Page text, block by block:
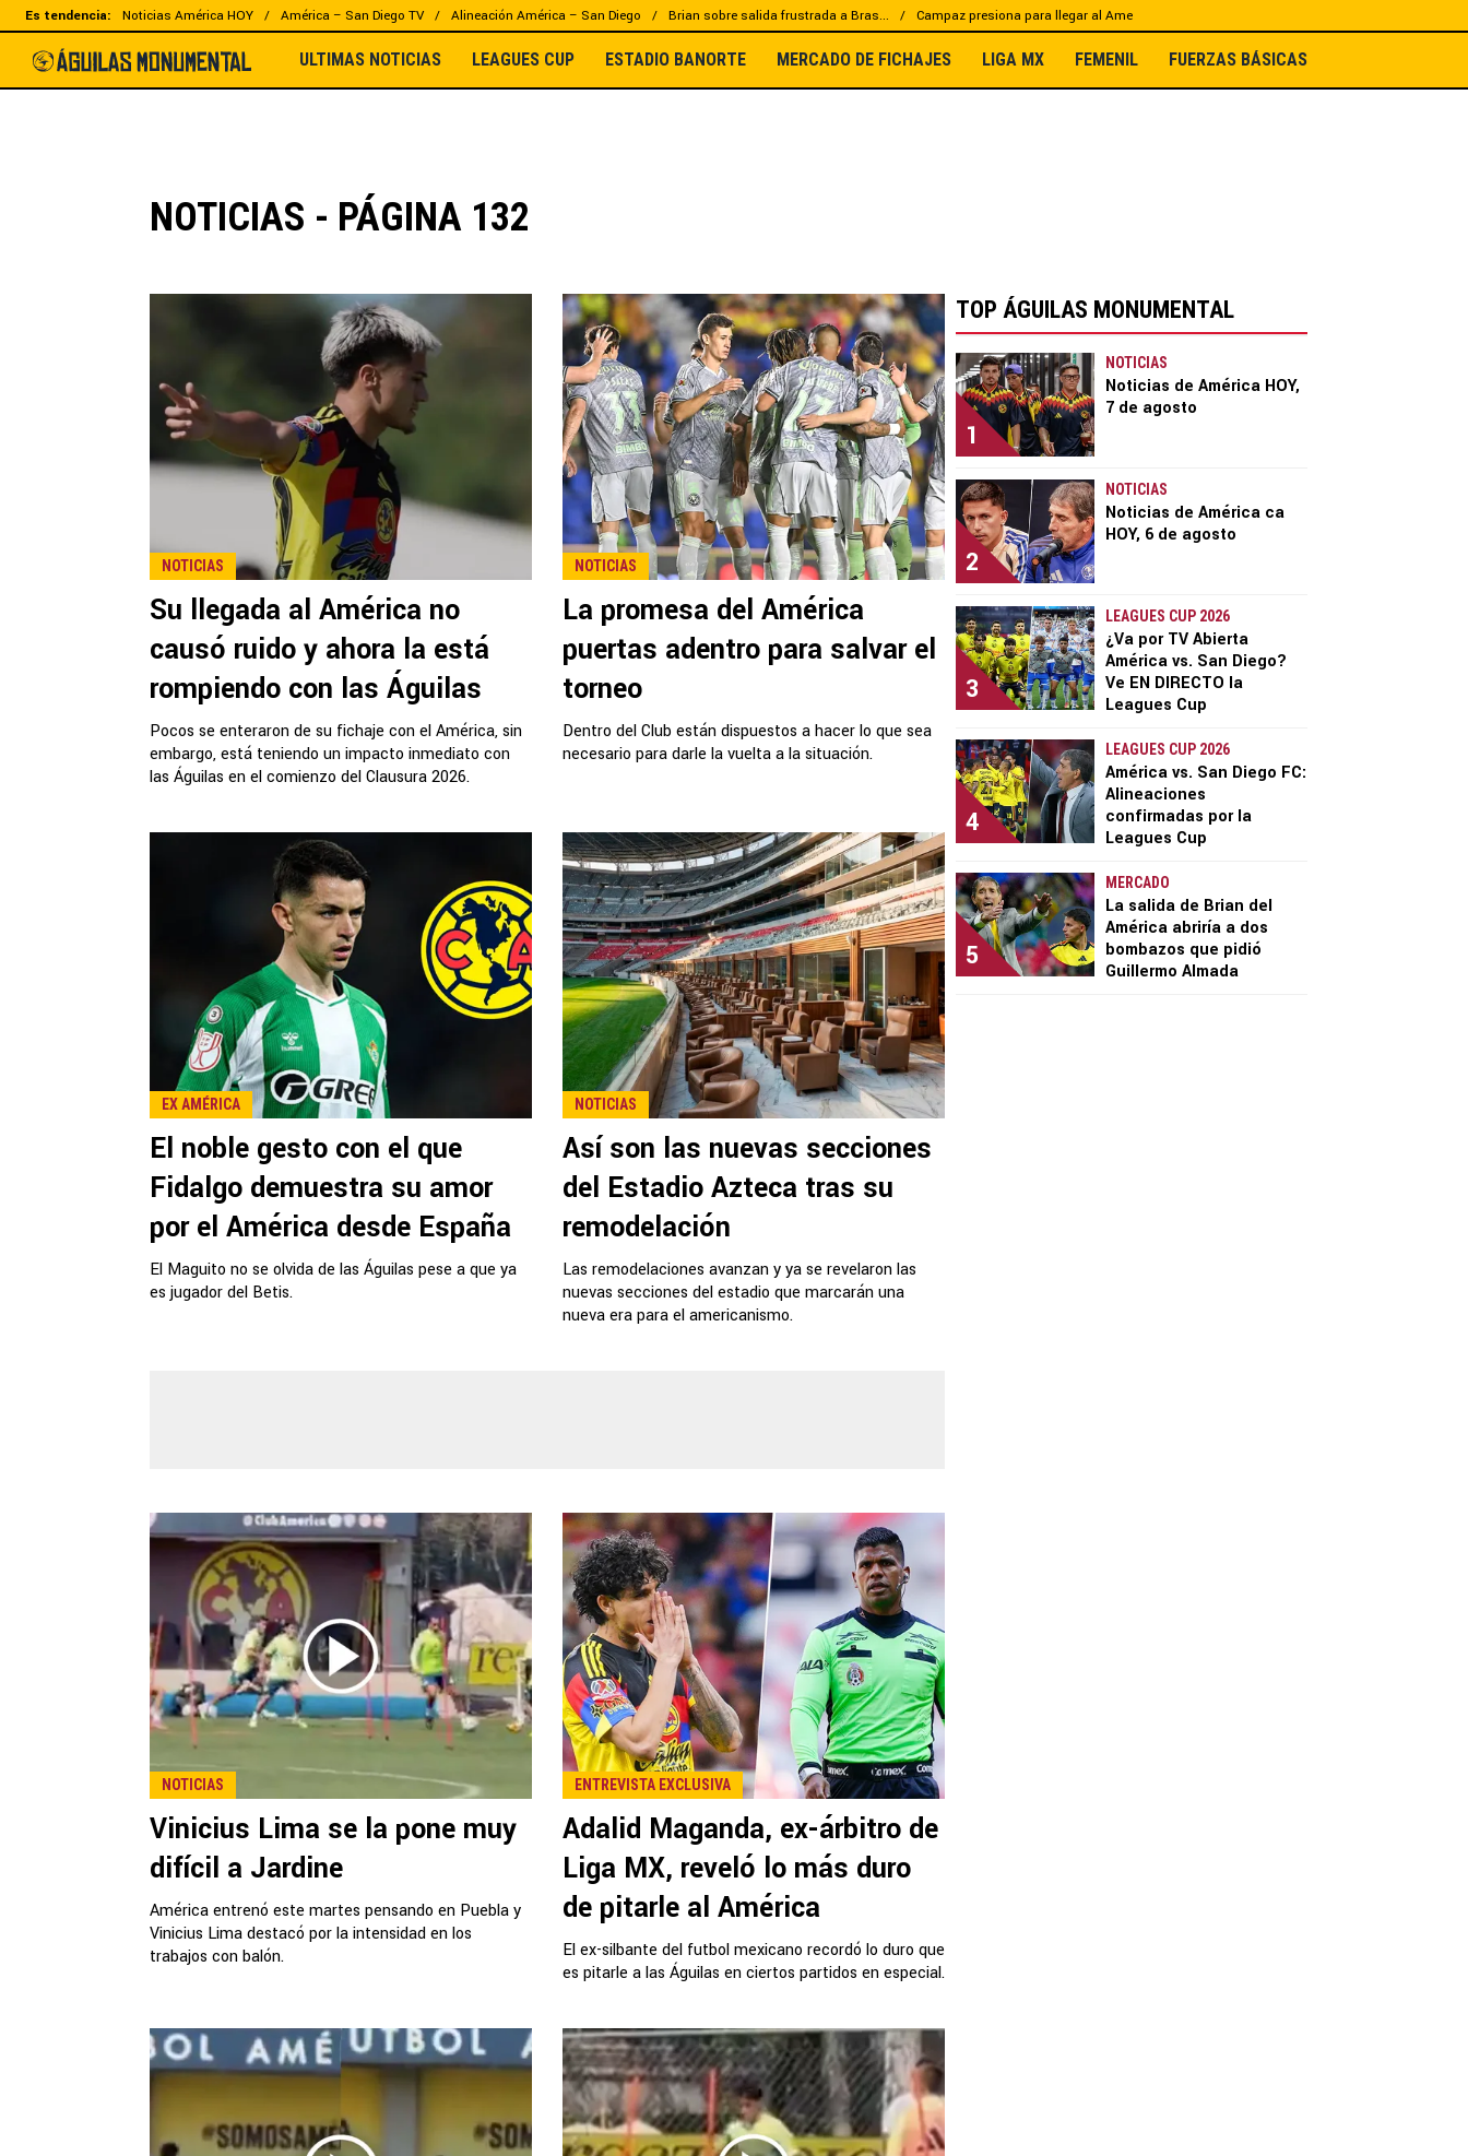
Es tendencia: Noticias América HOY América – San Diego TV Alineación América – San Diego Brian sobre salida frustrada a Bras... Campaz presiona para llegar al Ame
ULTIMAS NOTICIAS LEAGUES CUP ESTADIO BANORTE MERCADO DE FICHAJES LIGA MX FEMENIL FUERZAS BÁSICAS
NOTICIAS - PÁGINA 132
NOTICIAS
Su llegada al América no
causó ruido y ahora la está
rompiendo con las Águilas
Pocos se enteraron de su fichaje con el América, sin
embargo, está teniendo un impacto inmediato con
las Águilas en el comienzo del Clausura 2026.
NOTICIAS
La promesa del América
puertas adentro para salvar el
torneo
Dentro del Club están dispuestos a hacer lo que sea
necesario para darle la vuelta a la situación.
EX AMÉRICA
El noble gesto con el que
Fidalgo demuestra su amor
por el América desde España
El Maguito no se olvida de las Águilas pese a que ya
es jugador del Betis.
NOTICIAS
Así son las nuevas secciones
del Estadio Azteca tras su
remodelación
Las remodelaciones avanzan y ya se revelaron las
nuevas secciones del estadio que marcarán una
nueva era para el americanismo.
NOTICIAS
Vinicius Lima se la pone muy
difícil a Jardine
América entrenó este martes pensando en Puebla y
Vinicius Lima destacó por la intensidad en los
trabajos con balón.
ENTREVISTA EXCLUSIVA
Adalid Maganda, ex-árbitro de
Liga MX, reveló lo más duro
de pitarle al América
El ex-silbante del futbol mexicano recordó lo duro que
es pitarle a las Águilas en ciertos partidos en especial.
TOP ÁGUILAS MONUMENTAL
1
NOTICIAS
Noticias de América HOY,
7 de agosto
2
NOTICIAS
Noticias de América ca
HOY, 6 de agosto
3
LEAGUES CUP 2026
¿Va por TV Abierta
América vs. San Diego?
Ve EN DIRECTO la
Leagues Cup
4
LEAGUES CUP 2026
América vs. San Diego FC:
Alineaciones
confirmadas por la
Leagues Cup
5
MERCADO
La salida de Brian del
América abriría a dos
bombazos que pidió
Guillermo Almada